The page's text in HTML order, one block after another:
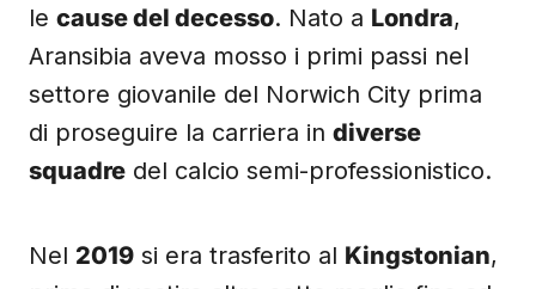
le cause del decesso. Nato a Londra,
Aransibia aveva mosso i primi passi nel
settore giovanile del Norwich City prima
di proseguire la carriera in diverse
squadre del calcio semi-professionistico.
Nel 2019 si era trasferito al Kingstonian,